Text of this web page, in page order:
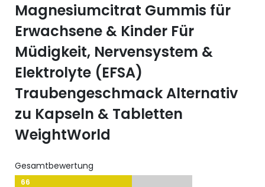
Magnesiumcitrat Gummis für
Erwachsene & Kinder Für
Müdigkeit, Nervensystem &
Elektrolyte (EFSA)
Traubengeschmack Alternativ
zu Kapseln & Tabletten
WeightWorld
Gesamtbewertung
66